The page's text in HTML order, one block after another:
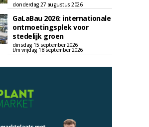
donderdag 27 augustus 2026
GaLaBau 2026: internationale
ontmoetingsplek voor
stedelijk groen
dinsdag 15 september 2026
t/m vrijdag 18 september 2026